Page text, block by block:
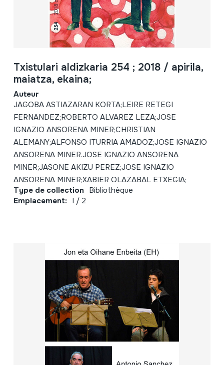
Txistulari aldizkaria 254 ; 2018 / apirila,
maiatza, ekaina;
Auteur
JAGOBA ASTIAZARAN KORTA;LEIRE RETEGI
FERNANDEZ;ROBERTO ALVAREZ LEZA;JOSE
IGNAZIO ANSORENA MINER;CHRISTIAN
ALEMANY;ALFONSO ITURRIA AMADOZ;JOSE IGNAZIO
ANSORENA MINER.JOSE IGNAZIO ANSORENA
MINER;JASONE AKIZU PEREZ;JOSE IGNAZIO
ANSORENA MINER;XABIER OLAZABAL ETXEGIA;
Type de collection Bibliothèque
Emplacement: I / 2